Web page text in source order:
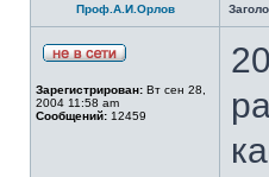
Проф.А.И.Орлов
Зарегистрирован: Вт сен 28,
2004 11:58 am
Сообщений: 12459